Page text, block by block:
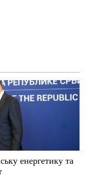
енергетику та